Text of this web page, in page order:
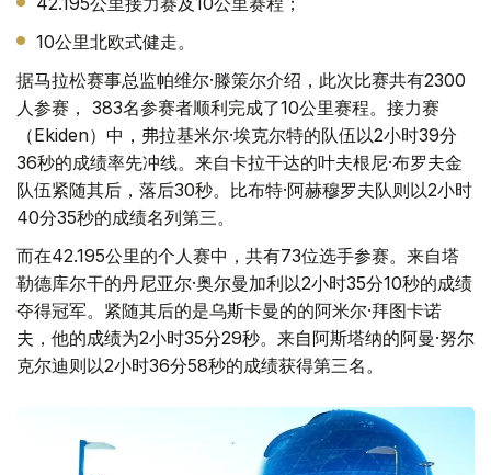
10公里北欧式健走。
据马拉松赛事总监帕维尔·滕策尔介绍，此次比赛共有2300
人参赛， 383名参赛者顺利完成了10公里赛程。接力赛
（Ekiden）中，弗拉基米尔·埃克尔特的队伍以2小时39分
36秒的成绩率先冲线。来自卡拉干达的叶夫根尼·布罗夫金
队伍紧随其后，落后30秒。比布特·阿赫穆罗夫队则以2小时
40分35秒的成绩名列第三。
而在42.195公里的个人赛中，共有73位选手参赛。来自塔
勒德库尔干的丹尼亚尔·奥尔曼加利以2小时35分10秒的成绩
夺得冠军。紧随其后的是乌斯卡曼的的阿米尔·拜图卡诺
夫，他的成绩为2小时35分29秒。来自阿斯塔纳的阿曼·努尔
克尔迪则以2小时36分58秒的成绩获得第三名。